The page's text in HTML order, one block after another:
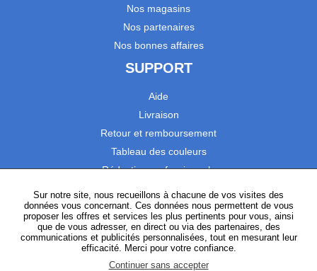
Nos magasins
Nos partenaires
Nos bonnes affaires
SUPPORT
Aide
Livraison
Retour et remboursement
Tableau des couleurs
Réduction professionnels
Satisfaction Clients
SUIVEZ-NOUS
Sur notre site, nous recueillons à chacune de vos visites des
données vous concernant. Ces données nous permettent de vous
proposer les offres et services les plus pertinents pour vous, ainsi
que de vous adresser, en direct ou via des partenaires, des
communications et publicités personnalisées, tout en mesurant leur
efficacité. Merci pour votre confiance.
Continuer sans accepter